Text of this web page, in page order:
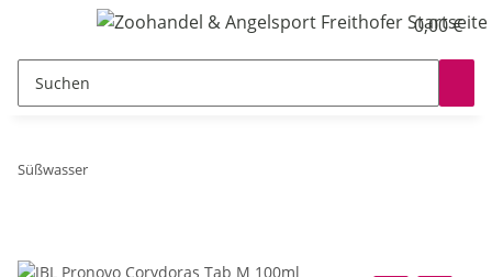
0,00 €
Süßwasser